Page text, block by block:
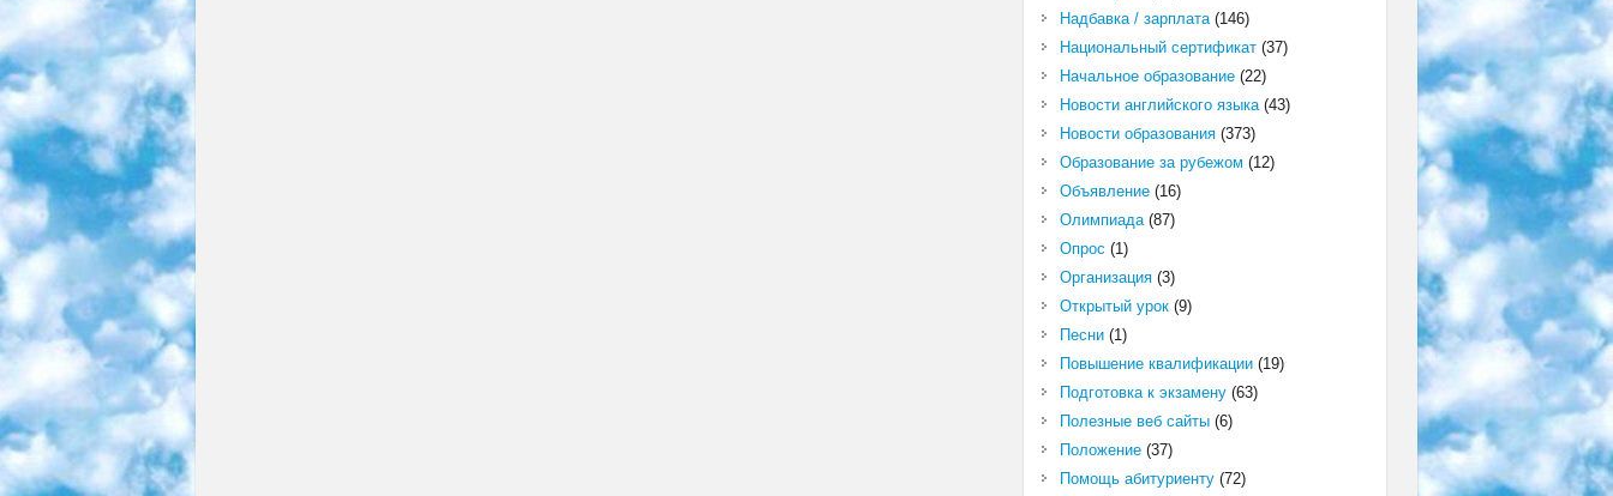
Надбавка / зарплата(146)
Национальный сертификат(37)
Начальное образование(22)
Новости английского языка(43)
Новости образования(373)
Образование за рубежом (12)
Объявление(16)
Олимпиада(87)
Опрос (1)
Организация(3)
Открытый урок(9)
Песни(1)
Повышение квалификации(19)
Подготовка к экзамену(63)
Полезные веб сайты(6)
Положение(37)
Помощь абитуриенту(72)